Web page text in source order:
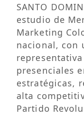
SANTO
estudio de
Marketing
nacional, con
presenciales
estratégicas,
alta
Partido